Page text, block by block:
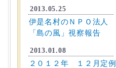
2013.05.25
伊是名村のＮＰＯ法人
「島の風」視察報告
2013.01.08
２０１２年 １２月定例